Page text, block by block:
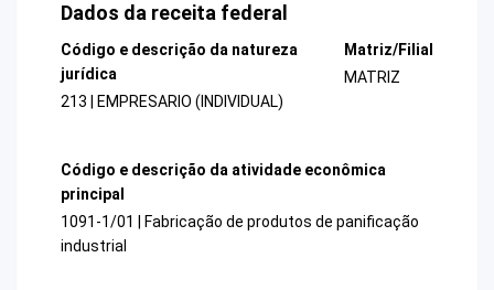
Dados da receita federal
Código e descrição da natureza
jurídica
213 | EMPRESARIO (INDIVIDUAL)
Matriz/Filial
MATRIZ
Código e descrição da atividade econômica
principal
1091-1/01 | Fabricação de produtos de panificação
industrial